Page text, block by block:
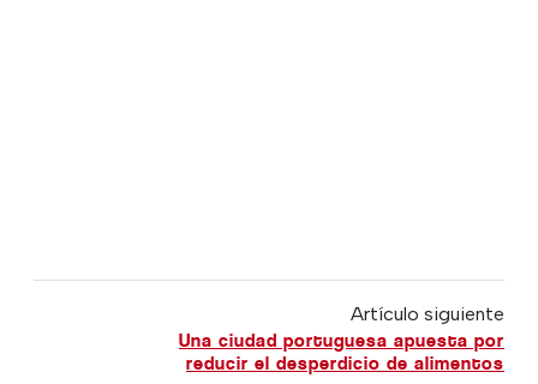
Artículo siguiente
Una ciudad portuguesa apuesta por
reducir el desperdicio de alimentos